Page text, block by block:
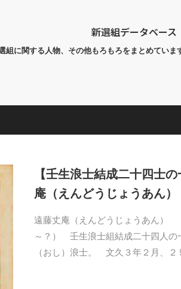
新選組データベース
組に関する人物、その他もろもろをまとめていま
【壬生浪士結成二十四士
庵（えんどうじょうあん）
遠藤丈庵（えんどうじょうあん）
～？） 壬生浪士組結成二十四人
（おし）浪士。 文久３年２月、